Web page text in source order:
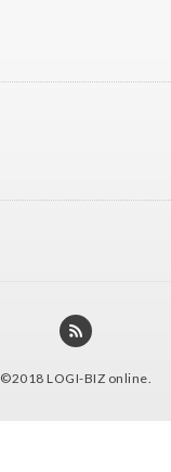
©2018 LOGI-BIZ online